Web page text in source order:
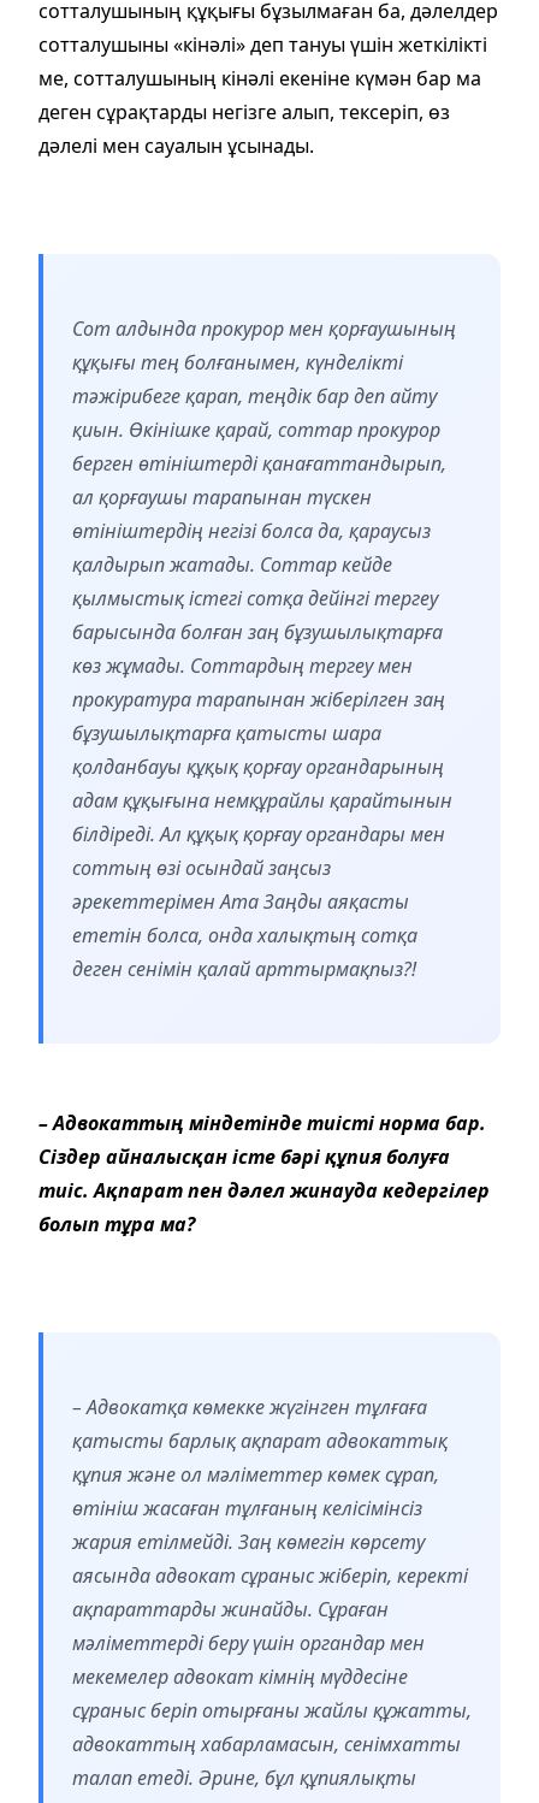
сотталушының құқығы бұзылмаған ба, дәлелдер
сотталушыны «кінәлі» деп тануы үшін жеткілікті
ме, сотталушының кінәлі екеніне күмән бар ма
деген сұрақтарды негізге алып, тексеріп, өз
дәлелі мен сауалын ұсынады.
Сот алдында прокурор мен қорғаушының
құқығы тең болғанымен, күнделікті
тәжірибеге қарап, теңдік бар деп айту
қиын. Өкінішке қарай, соттар прокурор
берген өтініштерді қанағаттандырып,
ал қорғаушы тарапынан түскен
өтініштердің негізі болса да, қараусыз
қалдырып жатады. Соттар кейде
қылмыстық істегі сотқа дейінгі тергеу
барысында болған заң бұзушылықтарға
көз жұмады. Соттардың тергеу мен
прокуратура тарапынан жіберілген заң
бұзушылықтарға қатысты шара
қолданбауы құқық қорғау органдарының
адам құқығына немқұрайлы қарайтынын
білдіреді. Ал құқық қорғау органдары мен
соттың өзі осындай заңсыз
әрекеттерімен Ата Заңды аяқасты
ететін болса, онда халықтың сотқа
деген сенімін қалай арттырмақпыз?!
– Адвокаттың міндетінде тиісті норма бар.
Сіздер айналысқан істе бәрі құпия болуға
тиіс. Ақпарат пен дәлел жинауда кедергілер
болып тұра ма?
– Адвокатқа көмекке жүгінген тұлғаға
қатысты барлық ақпарат адвокаттық
құпия және ол мәліметтер көмек сұрап,
өтініш жасаған тұлғаның келісімінсіз
жария етілмейді. Заң көмегін көрсету
аясында адвокат сұраныс жіберіп, керекті
ақпараттарды жинайды. Сұраған
мәліметтерді беру үшін органдар мен
мекемелер адвокат кімнің мүддесіне
сұраныс беріп отырғаны жайлы құжатты,
адвокаттың хабарламасын, сенімхатты
талап етеді. Әрине, бұл құпиялықты